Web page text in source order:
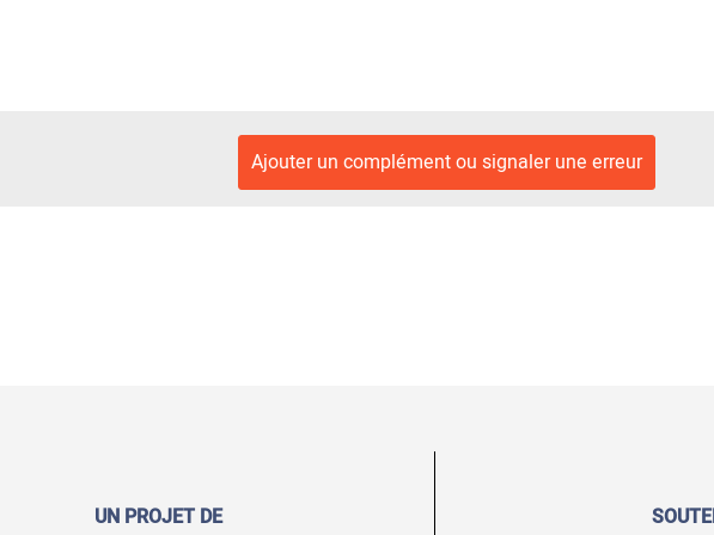
Ajouter un complément ou signaler une erreur
UN PROJET DE